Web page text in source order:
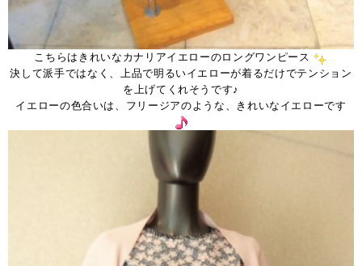
こちらはきれいなカナリアイエローのロングワンピース
決して派手ではなく、上品で明るいイエローが着るだけでテンション
を上げてくれそうです♪
イエローの色合いは、フリージアのような、きれいなイエローです